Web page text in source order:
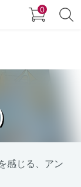
0
感じる、アン